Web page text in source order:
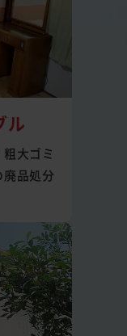
ル
大ゴミ
品処分